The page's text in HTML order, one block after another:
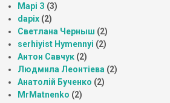
Марі З (3)
dapix (2)
Светлана Черныш (2)
serhiyist Hymennyi (2)
Антон Савчук (2)
Людмила Леонтіева (2)
Анатолій Бученко (2)
MrMatnenko (2)